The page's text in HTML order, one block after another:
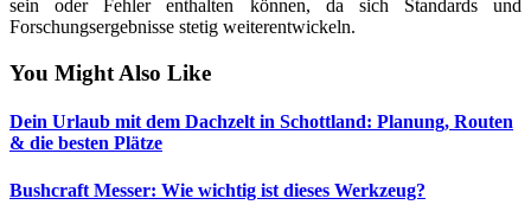
sein oder Fehler enthalten können, da sich Standards und
Forschungsergebnisse stetig weiterentwickeln.
You Might Also Like
Dein Urlaub mit dem Dachzelt in Schottland: Planung, Routen
& die besten Plätze
Bushcraft Messer: Wie wichtig ist dieses Werkzeug?